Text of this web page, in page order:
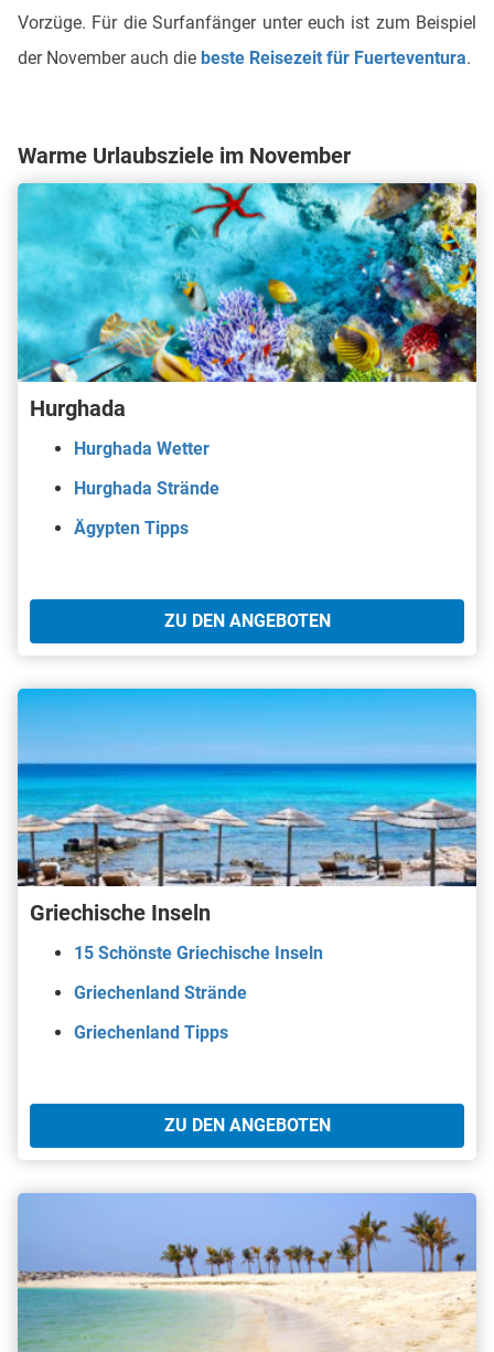
Vorzüge. Für die Surfanfänger unter euch ist zum Beispiel
der November auch die beste Reisezeit für Fuerteventura.
Warme Urlaubsziele im November
Hurghada
Hurghada Wetter
Hurghada Strände
Ägypten Tipps
ZU DEN ANGEBOTEN
Griechische Inseln
15 Schönste Griechische Inseln
Griechenland Strände
Griechenland Tipps
ZU DEN ANGEBOTEN